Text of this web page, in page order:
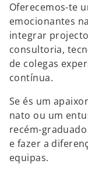
Oferecemos-te
emocionantes
integrar
consultoria,
de colegas
contínua.
Se és um
nato ou um
recém-
e fazer a
equipas.